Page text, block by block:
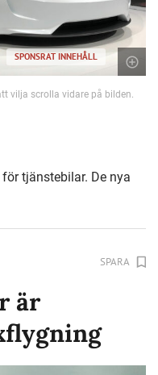
SPONSRAT INNEHÅLL
vilja scrolla vidare på bilden.
tjänstebilar. De nya
SPARA
är